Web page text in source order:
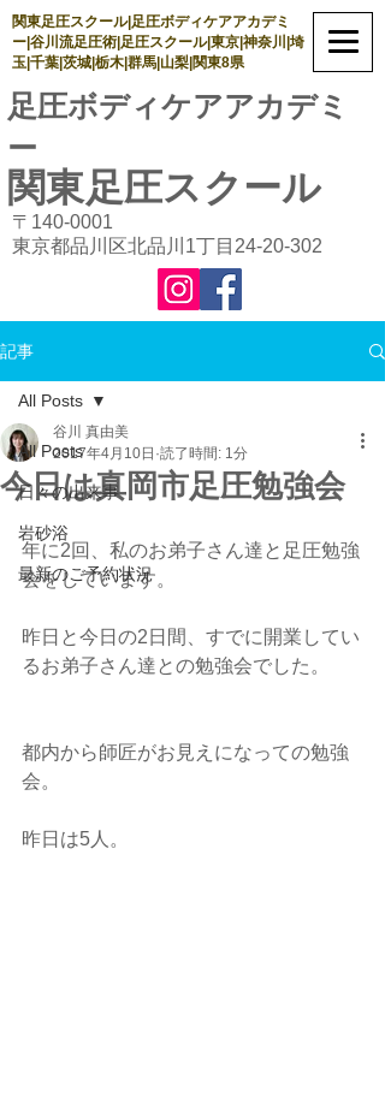
関東足圧スクール|足圧ボディケアアカデミ
ー|谷川流足圧術|足圧スクール|東京|神奈川|埼
玉|千葉|茨城|栃木|群馬|山梨|関東8県
足圧ボディケアアカデミ
ー
関東足圧スクール
〒140-0001
東京都品川区北品川1丁目24-20-302
記事
All Posts
日々の出来事
岩砂浴
最新のご予約状況
All Posts
今日は真岡市足圧勉強会
谷川 真由美
2017年4月10日 読了時間: 1分
年に2回、私のお弟子さん達と足圧勉強
会をしています。
昨日と今日の2日間、すでに開業してい
るお弟子さん達との勉強会でした。
都内から師匠がお見えになっての勉強
会。
昨日は5人。